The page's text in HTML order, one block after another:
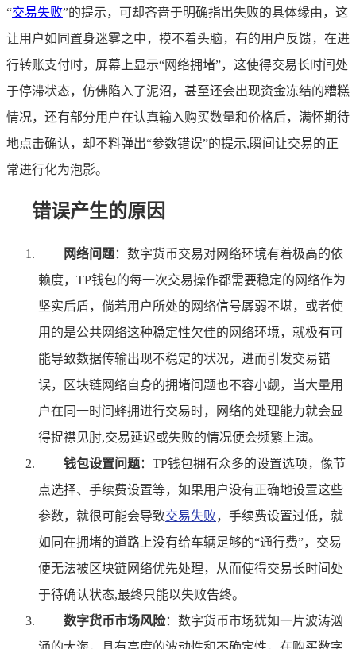
“交易失败”的提示，可却吝啬于明确指出失败的具体缘由，这
让用户如同置身迷雾之中，摸不着头脑，有的用户反馈，在进
行转账支付时，屏幕上显示“网络拥堵”，这使得交易长时间处
于停滞状态，仿佛陷入了泥沼，甚至还会出现资金冻结的糟糕
情况，还有部分用户在认真输入购买数量和价格后，满怀期待
地点击确认，却不料弹出“参数错误”的提示,瞬间让交易的正
常进行化为泡影。
错误产生的原因
网络问题：数字货币交易对网络环境有着极高的依
赖度，TP钱包的每一次交易操作都需要稳定的网络作为
坚实后盾，倘若用户所处的网络信号孱弱不堪，或者使
用的是公共网络这种稳定性欠佳的网络环境，就极有可
能导致数据传输出现不稳定的状况，进而引发交易错
误，区块链网络自身的拥堵问题也不容小觑，当大量用
户在同一时间蜂拥进行交易时，网络的处理能力就会显
得捉襟见肘,交易延迟或失败的情况便会频繁上演。
钱包设置问题：TP钱包拥有众多的设置选项，像节
点选择、手续费设置等，如果用户没有正确地设置这些
参数，就很可能会导致交易失败，手续费设置过低，就
如同在拥堵的道路上没有给车辆足够的“通行费”，交易
便无法被区块链网络优先处理，从而使得交易长时间处
于待确认状态,最终只能以失败告终。
数字货币市场风险：数字货币市场犹如一片波涛汹